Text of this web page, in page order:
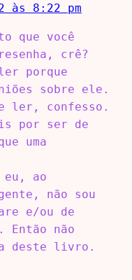
às 8:22 pm
que você
crê?
porque
sobre ele.
ler, confesso.
por ser de
uma
eu, ao
não sou
e/ou de
Então não
deste livro.